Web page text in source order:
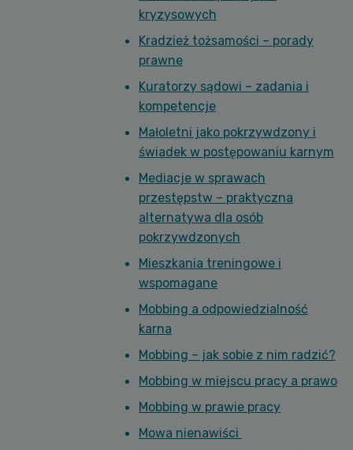
kryzysowych
Kradzież tożsamości – porady
prawne
Kuratorzy sądowi – zadania i
kompetencje
Małoletni jako pokrzywdzony i
świadek w postępowaniu karnym
Mediacje w sprawach
przestępstw – praktyczna
alternatywa dla osób
pokrzywdzonych
Mieszkania treningowe i
wspomagane
Mobbing a odpowiedzialność
karna
Mobbing – jak sobie z nim radzić?
Mobbing w miejscu pracy a prawo
Mobbing w prawie pracy
Mowa nienawiści